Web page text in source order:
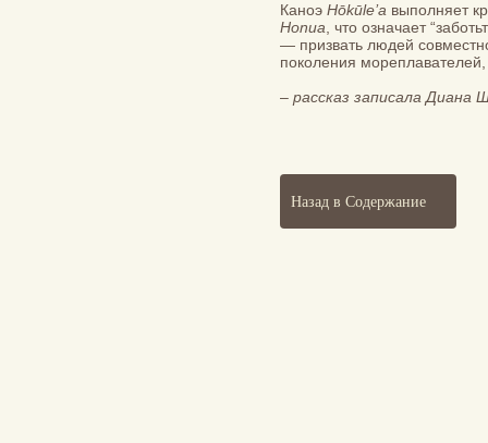
Назад в Содержание
Каноэ Hōkūle’a выполняет
Honua , что означает
— призвать людей
поколения
– рассказ записала Диана